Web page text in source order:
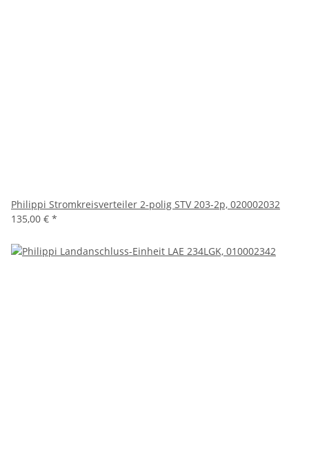
Philippi Stromkreisverteiler 2-polig STV 203-2p, 020002032
135,00 € *